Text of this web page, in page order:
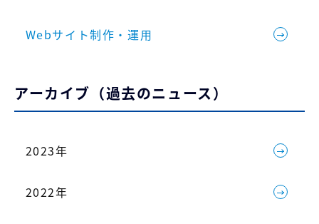
Webサイト制作・運用
アーカイブ（過去のニュース）
2023年
2022年